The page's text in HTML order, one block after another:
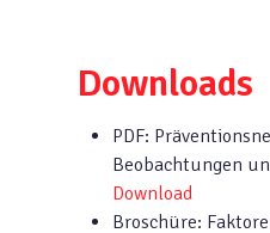
Downloads
PDF:
Beobachtungen
Download
Broschüre: